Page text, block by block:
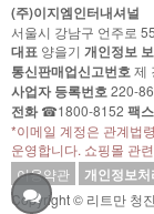
(주)이지엠인터내셔널
서울시 강남구 언주로
대표 양을기 개인정보
통신판매업신고번호제
사업자 등록번호220-
전화☎1800-8152 팩스
*이메일 계정은 관계법
운영합니다. 쇼핑몰 관
이용약관
개인정보
Copyright © 리트만 청